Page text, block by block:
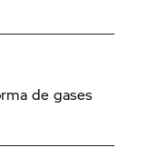
de gases